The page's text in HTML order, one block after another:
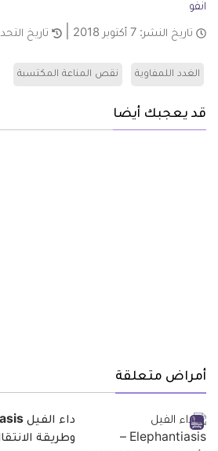
انفو
تاريخ النشر: 7 أكتوبر 2018 تاريخ
الغدد اللمفاوية نقص المناعة المكتسبة
قد يعجبك أيضا
أمراض متعلقة
وطريقة